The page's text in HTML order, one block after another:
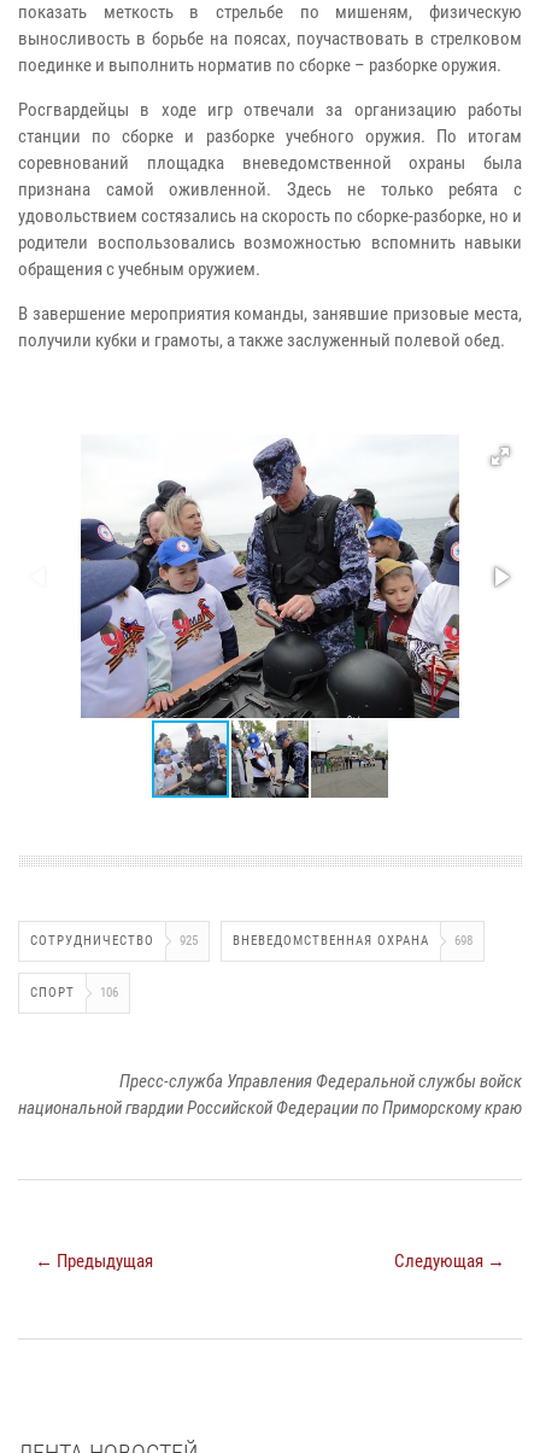
показать меткость в стрельбе по мишеням, физическую
выносливость в борьбе на поясах, поучаствовать в стрелковом
поединке и выполнить норматив по сборке – разборке оружия.
Росгвардейцы в ходе игр отвечали за организацию работы
станции по сборке и разборке учебного оружия. По итогам
соревнований площадка вневедомственной охраны была
признана самой оживленной. Здесь не только ребята с
удовольствием состязались на скорость по сборке-разборке, но и
родители воспользовались возможностью вспомнить навыки
обращения с учебным оружием.
В завершение мероприятия команды, занявшие призовые места,
получили кубки и грамоты, а также заслуженный полевой обед.
СОТРУДНИЧЕСТВО 925 ВНЕВЕДОМСТВЕННАЯ ОХРАНА 698
СПОРТ 106
Пресс-служба Управления Федеральной службы войск
национальной гвардии Российской Федерации по Приморскому краю
← Предыдущая Следующая →